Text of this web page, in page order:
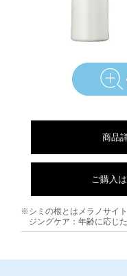
商品
ご購入
※シミの根とはメラノサイ
ジングケア：年齢に応じ